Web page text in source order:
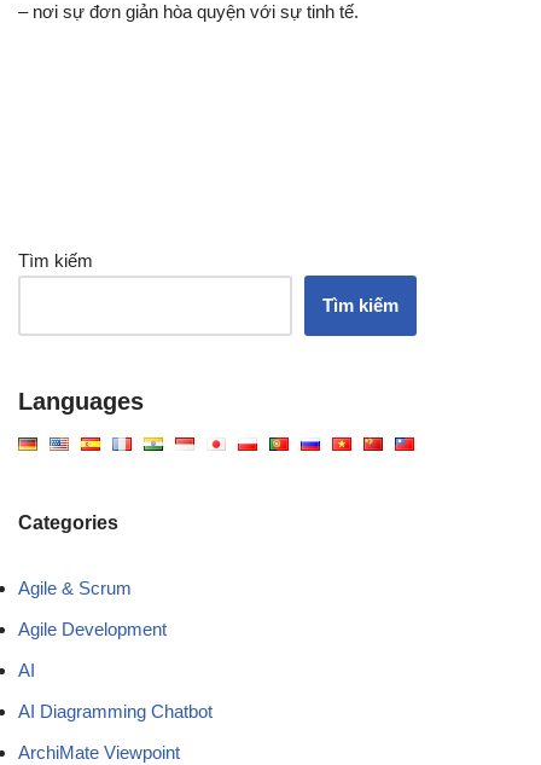
– nơi sự đơn giản hòa quyện với sự tinh tế.
Tìm kiếm
Tìm kiếm
Languages
Categories
Agile & Scrum
Agile Development
AI
AI Diagramming Chatbot
ArchiMate Viewpoint